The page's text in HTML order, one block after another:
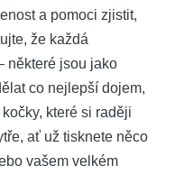
a pomoci zjistit,
že každá
některé jsou jako
co nejlepší dojem,
které si raději
ať už tisknete něco
vašem velkém